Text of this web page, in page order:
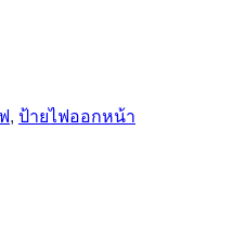
, ป้ายไฟออกหน้า